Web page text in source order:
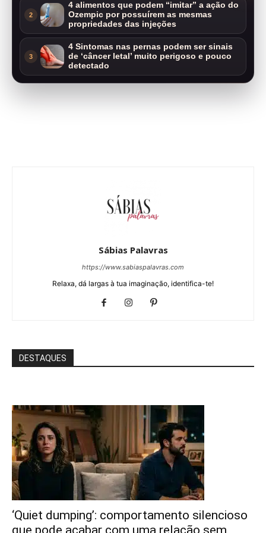
2
4 alimentos que podem “imitar” a ação do
Ozempic por possuírem as mesmas
propriedades das injeções
3
4 Sintomas nas pernas podem ser sinais
de ‘câncer letal’ muito perigoso e pouco
detectado
Sábias Palavras
https://www.sabiaspalavras.com
Relaxa, dá largas à tua imaginação, identifica-te!
DESTAQUES
‘Quiet dumping’: comportamento silencioso
que pode acabar com uma relação sem